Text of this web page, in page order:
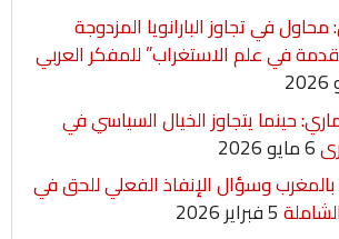
r
في تجاوز البارانويا المزدوجة
في علم الاستغراب” للمفكر العربي
حينما يتجاوز الخيال السياسي في
6 مايو 2026
بالمغرب وسؤال الإنفاذ الفعلي للحق في
5 فبراير 2026